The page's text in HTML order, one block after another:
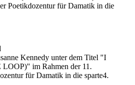
Poetikdozentur für Damatik in die
Kennedy unter dem Titel "I
im Rahmen der 11.
für Damatik in die sparte4.